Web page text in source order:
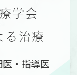
学会
る治療
・指導医